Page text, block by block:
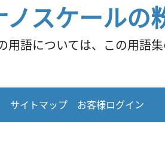
ノスケールの
用語については、この用語
サイトマップ お客様ログイン